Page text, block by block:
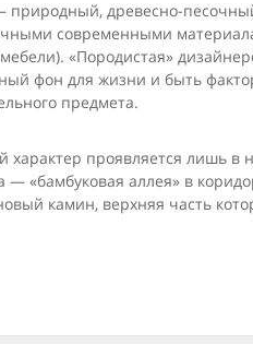
природный, древесно-
совре­менными
«Породистая»
фон для жизни и быть
предмета.
харак­тер проявляется лишь в
— «бамбуковая аллея» в
камин, верхняя часть